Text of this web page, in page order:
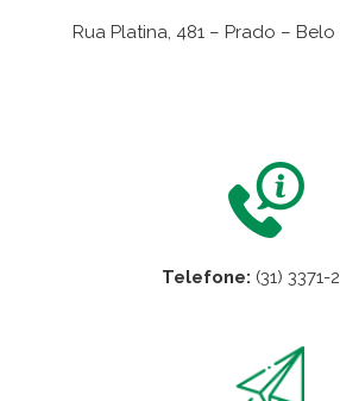
Rua Platina, 481 – Prado –
Telefone: (31) 3371-